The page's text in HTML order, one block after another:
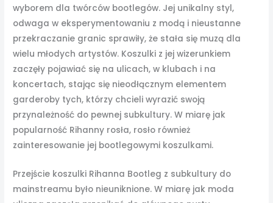
wyborem dla twórców bootlegów. Jej unikalny styl,
odwaga w eksperymentowaniu z modą i nieustanne
przekraczanie granic sprawiły, że stała się muzą dla
wielu młodych artystów. Koszulki z jej wizerunkiem
zaczęły pojawiać się na ulicach, w klubach i na
koncertach, stając się nieodłącznym elementem
garderoby tych, którzy chcieli wyrazić swoją
przynależność do pewnej subkultury. W miarę jak
popularność Rihanny rosła, rosło również
zainteresowanie jej bootlegowymi koszulkami.
Przejście koszulki Rihanna Bootleg z subkultury do
mainstreamu było nieuniknione. W miarę jak moda